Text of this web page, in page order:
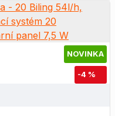
NOVINKA
-4 %